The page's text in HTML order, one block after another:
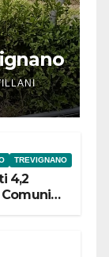
TREVIGNANO
4,2